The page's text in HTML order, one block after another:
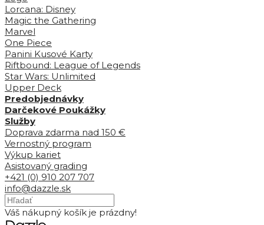
Lorcana: Disney
Magic the Gathering
Marvel
One Piece
Panini Kusové Karty
Riftbound: League of Legends
Star Wars: Unlimited
Upper Deck
Predobjednávky
Darčekové Poukážky
Služby
Doprava zdarma nad 150 €
Vernostný program
Výkup kariet
Asistovaný grading
+421 (0) 910 207 707
info@dazzle.sk
Váš nákupný košík je prázdny!